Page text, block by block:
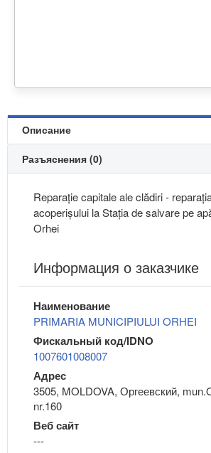
Описание
Разъяснения (0)
Reparație capitale ale clădiri -
acoperișului la Stația de salvare pe
Orhei
Информация о заказчике
Наименование
PRIMARIA MUNICIPIULUI ORHEI
Фискальный код/IDNO
1007601008007
Адрес
3505, MOLDOVA, Оргеевский,
nr.160
Веб сайт
---